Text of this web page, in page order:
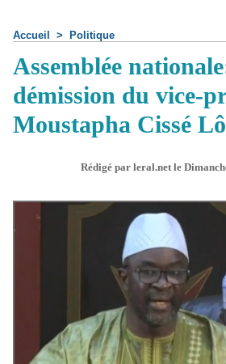
Accueil > Politique
Assemblée
démission du vice-
Moustapha Cissé
Rédigé par leral.net le